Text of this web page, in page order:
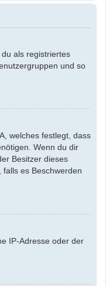
als registriertes
und so
welches festlegt, dass
Wenn du dir
Besitzer dieses
es Beschwerden
IP-Adresse oder der